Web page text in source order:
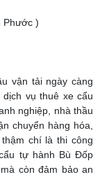
Phước )
vận tải ngày càng
vụ thuê xe cẩu
nghiệp, nhà thầu
chuyển hàng hóa,
chí là thi công
tự hành Bù Đốp
còn đảm bảo an